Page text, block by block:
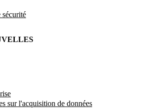
sécurité
sur l'acquisition de données